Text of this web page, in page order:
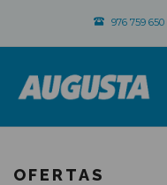
976 759 650
OFERTAS